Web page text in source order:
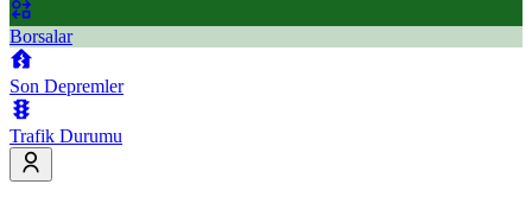
Borsalar
Son Depremler
Trafik Durumu